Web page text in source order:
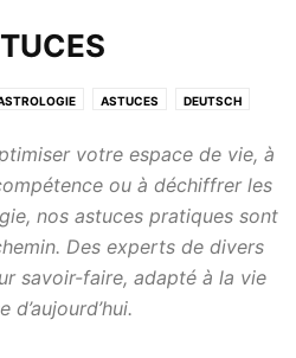
ASTUCES DEUTSCH
SANTÉ TECHNOLOGIE TESTS
votre espace de vie, à
ou à déchiffrer les
nos astuces pratiques sont
Des experts de divers
savoir-faire, adapté à la vie
d’aujourd’hui.